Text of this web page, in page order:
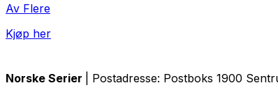
Av Flere
Kjøp her
Norske Serier | Postadresse: Postboks 1900